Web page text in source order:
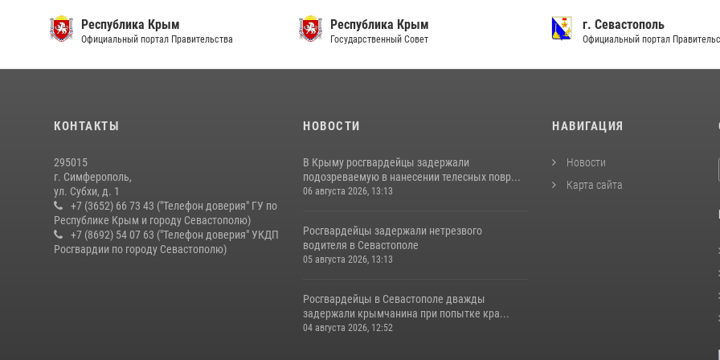
Республика Крым
Официальный портал Правительства
Республика Крым
Государственный Совет
г. Севастополь
Официальный портал
КОНТАКТЫ
295015
г. Симферополь,
ул. Субхи, д. 1
+7 (3652) 66 73 43 ("Телефон доверия" ГУ по
Республике Крым и городу Севастополю)
+7 (8692) 54 07 63 ("Телефон доверия" УКДП
Росгвардии по городу Севастополю)
НОВОСТИ
В Крыму росгвардейцы задержали
подозреваемую в нанесении телесных повр...
06 августа 2026, 13:13
Росгвардейцы задержали нетрезвого
водителя в Севастополе
05 августа 2026, 13:13
Росгвардейцы в Севастополе дважды
задержали крымчанина при попытке кра...
04 августа 2026, 12:52
НАВИГАЦИЯ
Новости
Карта сайта